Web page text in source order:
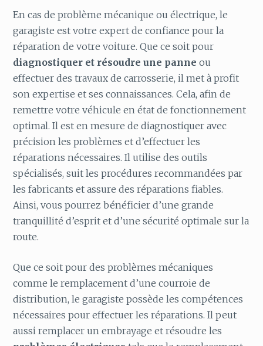
En cas de problème mécanique ou électrique, le
garagiste est votre expert de confiance pour la
réparation de votre voiture. Que ce soit pour
diagnostiquer et résoudre une panne ou
effectuer des travaux de carrosserie, il met à profit
son expertise et ses connaissances. Cela, afin de
remettre votre véhicule en état de fonctionnement
optimal. Il est en mesure de diagnostiquer avec
précision les problèmes et d’effectuer les
réparations nécessaires. Il utilise des outils
spécialisés, suit les procédures recommandées par
les fabricants et assure des réparations fiables.
Ainsi, vous pourrez bénéficier d’une grande
tranquillité d’esprit et d’une sécurité optimale sur la
route.
Que ce soit pour des problèmes mécaniques
comme le remplacement d’une courroie de
distribution, le garagiste possède les compétences
nécessaires pour effectuer les réparations. Il peut
aussi remplacer un embrayage et résoudre les